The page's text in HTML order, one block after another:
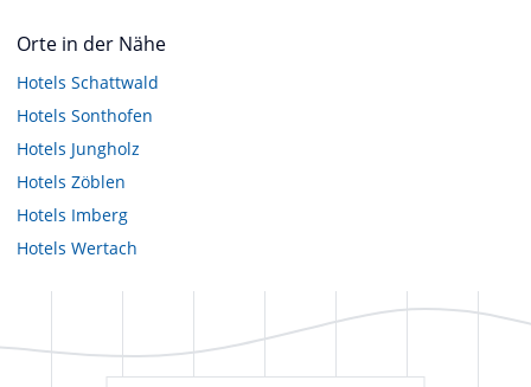
Orte in der Nähe
Hotels Schattwald
Hotels Sonthofen
Hotels Jungholz
Hotels Zöblen
Hotels Imberg
Hotels Wertach